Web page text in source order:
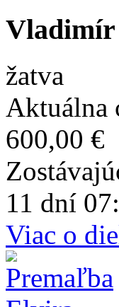
Vladimír
žatva
Aktuálna
600,00 €
11 dní
Viac o